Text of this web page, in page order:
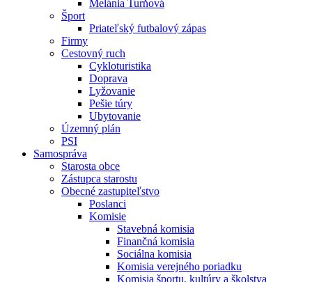
Melánia Turňová
Šport
Priateľský futbalový zápas
Firmy
Cestovný ruch
Cykloturistika
Doprava
Lyžovanie
Pešie túry
Ubytovanie
Územný plán
PSI
Samospráva
Starosta obce
Zástupca starostu
Obecné zastupiteľstvo
Poslanci
Komisie
Stavebná komisia
Finančná komisia
Sociálna komisia
Komisia verejného poriadku
Komisia športu, kultúry a školstva